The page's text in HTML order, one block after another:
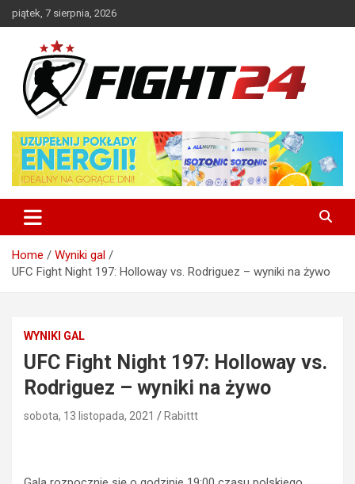
Skip
to
piątek, 7 sierpnia, 2026
FIGHT24.PL – MMA i K-1, UFC
Home
Wyniki gal
UFC Fight Night 197: Holloway vs. Rodriguez – wyniki na żywo
WYNIKI GAL
UFC Fight Night 197: Holloway vs.
Rodriguez – wyniki na żywo
sobota, 13 listopada, 2021 Rabittt